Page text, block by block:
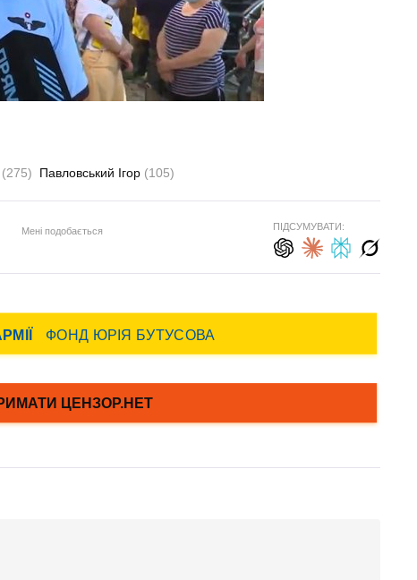
(275) Павловський Ігор (105)
Мені подобається ПІДСУМУВАТИ: